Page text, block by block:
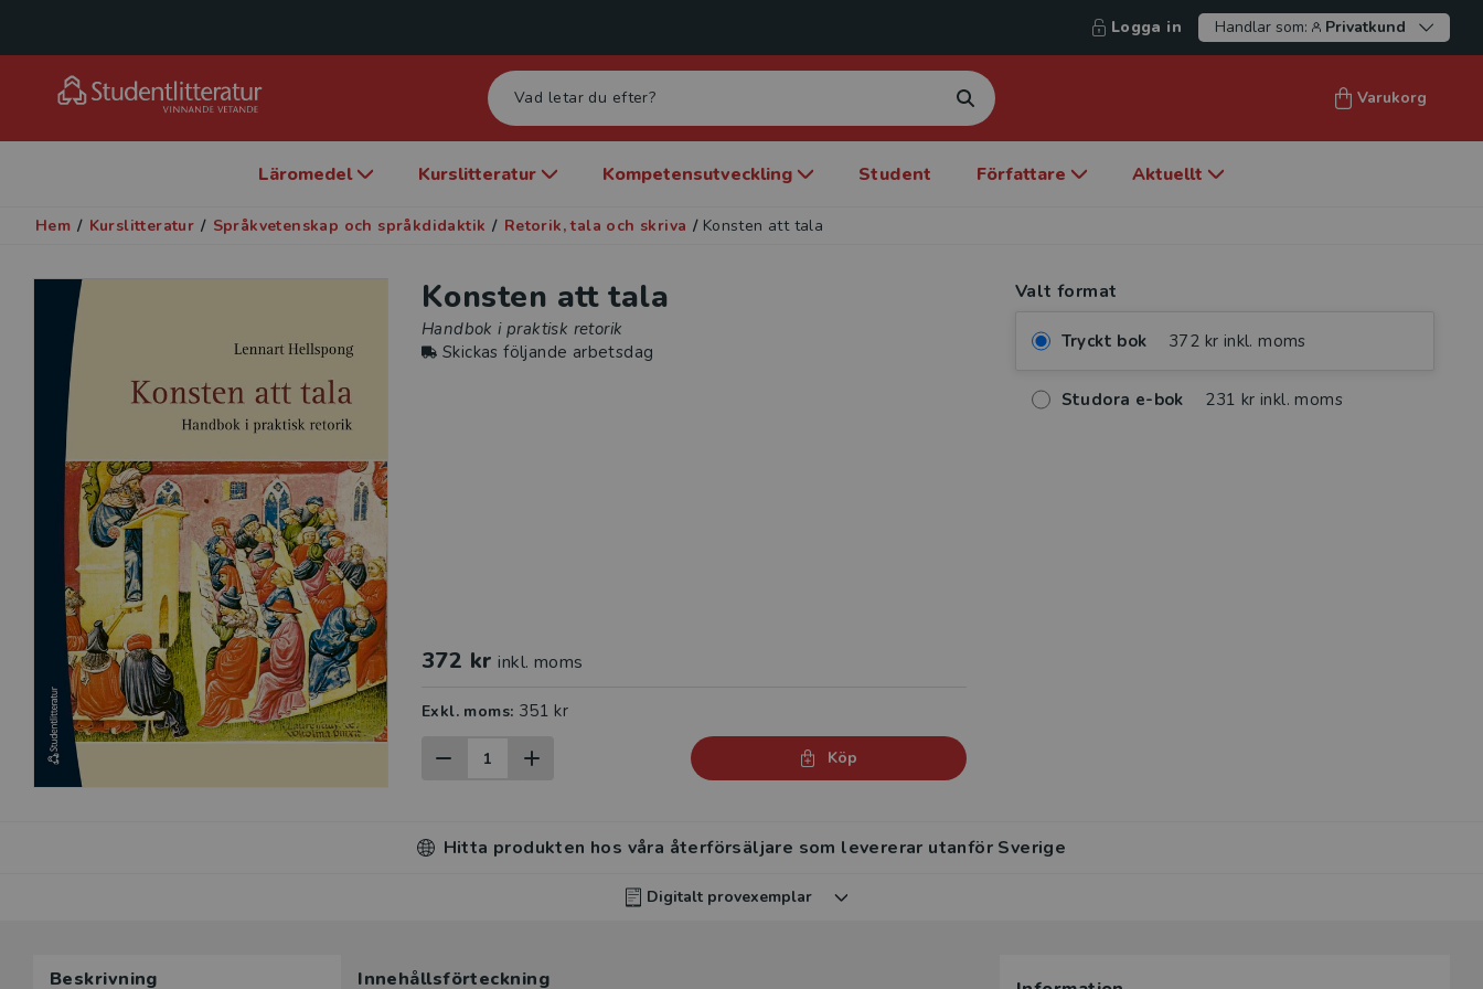
Logga in Handlar som: Privatkund
Varukorg
Läromedel Kurslitteratur Kompetensutveckling Student Författare Aktuellt
Hem / Kurslitteratur / Språkvetenskap och språkdidaktik / Retorik, tala och skriva / Konsten att tala
Konsten att tala
Handbok i praktisk retorik
Skickas följande arbetsdag
372 kr inkl. moms
Exkl. moms: 351 kr
Köp
Valt format
Tryckt bok 372 kr inkl. moms
Studora e-bok 231 kr inkl. moms
Hitta produkten hos våra återförsäljare som levererar utanför Sverige
Digitalt provexemplar
här produkten.
Beskrivning Innehållsförteckning